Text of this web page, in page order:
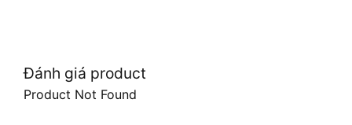
Đánh giá product
Product Not Found